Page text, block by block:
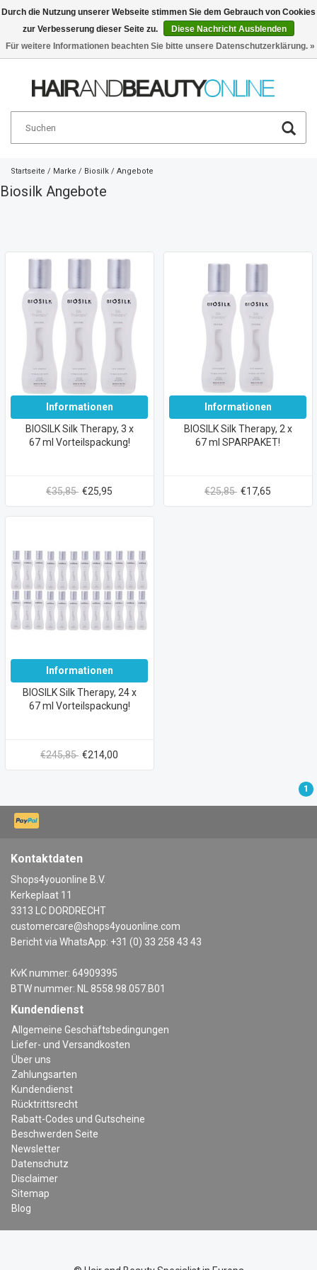
Deutsch €
Startseite / Marke / Biosilk / Angebote
Biosilk Angebote
Informationen
BIOSILK Silk Therapy, 3 x
67 ml Vorteilspackung!
€35,85 €25,95
Informationen
BIOSILK Silk Therapy, 2 x
67 ml SPARPAKET!
€25,85 €17,65
Informationen
BIOSILK Silk Therapy, 24 x
67 ml Vorteilspackung!
€245,85 €214,00
1
Kontaktdaten
Shops4youonline B.V.
Kerkeplaat 11
3313 LC DORDRECHT
customercare@shops4youonline.com
Bericht via WhatsApp: +31 (0) 33 258 43 43
KvK nummer: 64909395
BTW nummer: NL 8558.98.057.B01
Kundendienst
Allgemeine Geschäftsbedingungen
Liefer- und Versandkosten
Über uns
Zahlungsarten
Kundendienst
Rücktrittsrecht
Rabatt-Codes und Gutscheine
Beschwerden Seite
Newsletter
Datenschutz
Disclaimer
Sitemap
Blog
Durch die Nutzung unserer Webseite stimmen Sie dem Gebrauch von Cookies
zur Verbesserung dieser Seite zu.
Diese Nachricht Ausblenden
Für weitere Informationen beachten Sie bitte unsere Datenschutzerklärung. »